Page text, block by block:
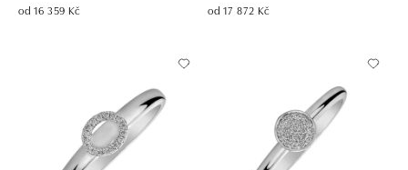
od 16 359 Kč od 17 872 Kč